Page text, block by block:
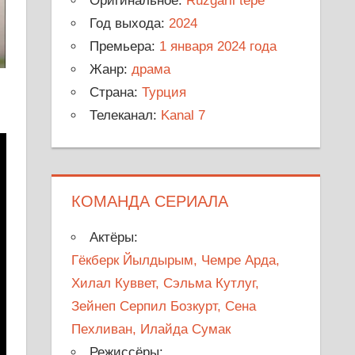
Год выхода:2024
Премьера: 1 января 2024 года
Жанр:драма
Страна:Турция
Телеканал: Kanal 7
КОМАНДА СЕРИАЛА
Актёры:
Гёкберк Йылдырым, Чемре Арда,
Хилал Куввет, Сэльма Кутлуг,
Зейнеп Серпил Бозкурт, Сена
Пехливан, Илайда Сумак
Режиссёры: